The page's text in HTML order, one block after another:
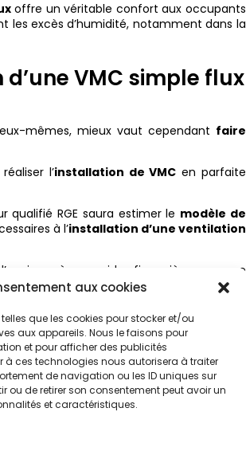
aux cookies
que les cookies pour stocker et/ou
aux appareils. Nous le faisons pour
et pour afficher des publicités
ces technologies nous autorisera à traiter
de navigation ou les ID uniques sur
ou de retirer son consentement peut avoir un
et caractéristiques.
offre un véritable confort aux occupants
les excès d’humidité, notamment dans la
VMC simple flux
eux-mêmes, mieux vaut cependant faire
l’installation de VMC en parfaite
qualifié RGE saura estimer le modèle de
à l’installation d’une ventilation
accès aux aides financières comme
en construction
VMCà poser. Le professionnel RGE n’a plus
flux.